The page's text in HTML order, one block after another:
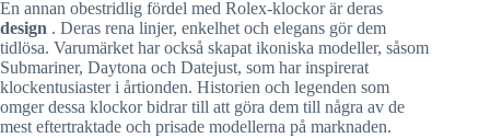
En annan obestridlig fördel med Rolex-klockor är deras
design . Deras rena linjer, enkelhet och elegans gör dem
tidlösa. Varumärket har också skapat ikoniska modeller, såsom
Submariner, Daytona och Datejust, som har inspirerat
klockentusiaster i årtionden. Historien och legenden som
omger dessa klockor bidrar till att göra dem till några av de
mest eftertraktade och prisade modellerna på marknaden.